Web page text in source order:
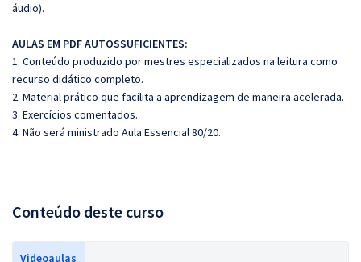
áudio).
AULAS EM PDF AUTOSSUFICIENTES:
1. Conteúdo produzido por mestres especializados na leitura como
recurso didático completo.
2. Material prático que facilita a aprendizagem de maneira acelerada.
3. Exercícios comentados.
4. Não será ministrado Aula Essencial 80/20.
Conteúdo deste curso
Videoaulas